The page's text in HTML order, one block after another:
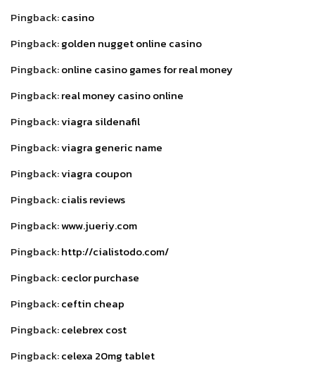
Pingback:casino
Pingback:golden nugget online casino
Pingback:online casino games for real money
Pingback:real money casino online
Pingback:viagra sildenafil
Pingback:viagra generic name
Pingback:viagra coupon
Pingback:cialis reviews
Pingback:www.jueriy.com
Pingback:http://cialistodo.com/
Pingback:ceclor purchase
Pingback:ceftin cheap
Pingback:celebrex cost
Pingback:celexa 20mg tablet